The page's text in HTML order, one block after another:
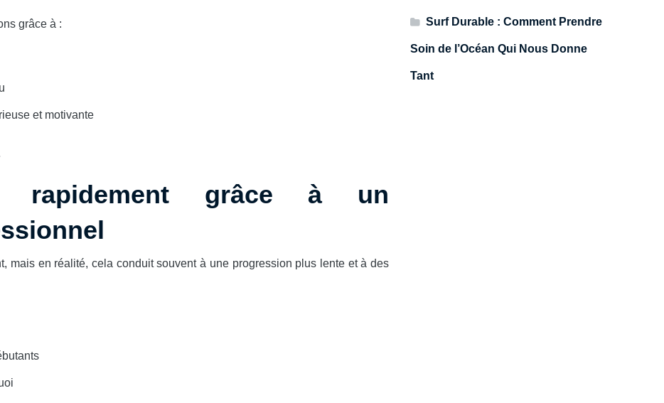
grâce à :
et motivante
rapidement grâce à un
mais en réalité, cela conduit souvent à une progression plus lente et à des
Surf Durable : Comment Prendre
Soin de l’Océan Qui Nous Donne
Tant